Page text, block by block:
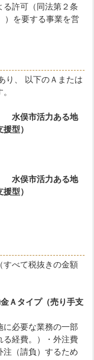
る許可（同法第２条
）を要する事業を営
り、 以下のＡまたは
水俣市活力ある地
型）
水俣市活力ある地
型）
すべて税抜きの金額
Ａタイプ（売り手支
に必要な業務の一部
る経費。）・外注費
注（請負）するため